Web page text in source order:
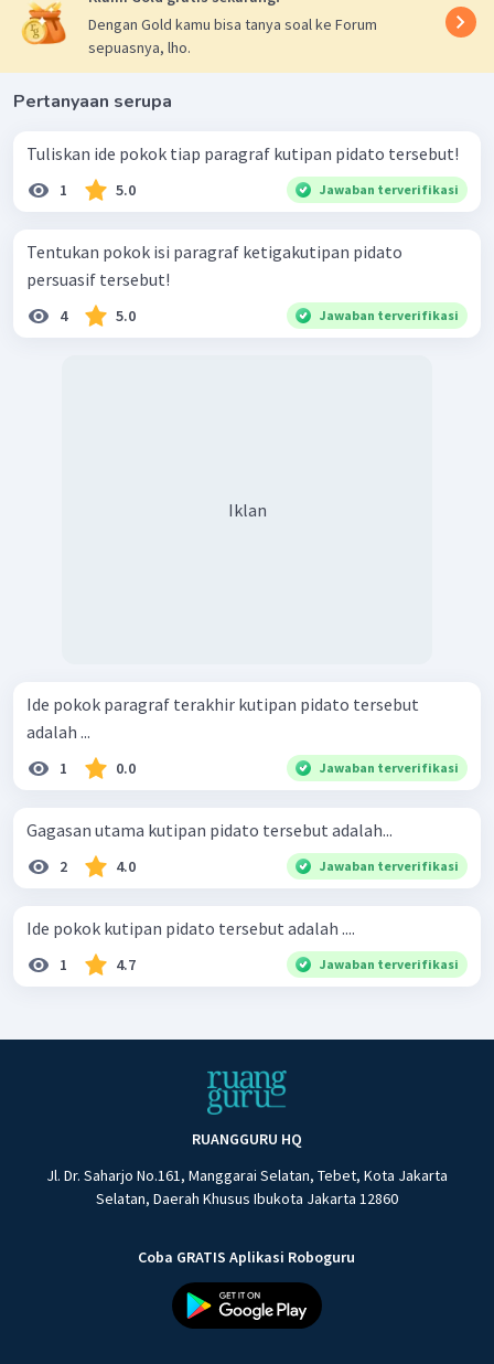
Dengan Gold kamu bisa tanya soal ke Forum
sepuasnya, lho.
Pertanyaan serupa
Tuliskan ide pokok tiap paragraf kutipan pidato tersebut!
1 5.0 Jawaban terverifikasi
Tentukan pokok isi paragraf ketigakutipan pidato
persuasif tersebut!
4 5.0 Jawaban terverifikasi
Iklan
Ide pokok paragraf terakhir kutipan pidato tersebut
adalah ...
1 0.0 Jawaban terverifikasi
Gagasan utama kutipan pidato tersebut adalah...
2 4.0 Jawaban terverifikasi
Ide pokok kutipan pidato tersebut adalah ....
1 4.7 Jawaban terverifikasi
RUANGGURU HQ
Jl. Dr. Saharjo No.161, Manggarai Selatan, Tebet, Kota Jakarta
Selatan, Daerah Khusus Ibukota Jakarta 12860
Coba GRATIS Aplikasi Roboguru